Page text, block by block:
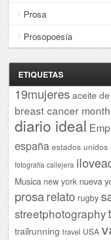
Prosa
Prosopoesía
ETIQUETAS
19mujeresaceite
breast cancer month
diario ideal
españa estados unidos
fotografía callejera
Musica new york nueva
prosarelato rugby
streetphotography
trailrunning travel USA